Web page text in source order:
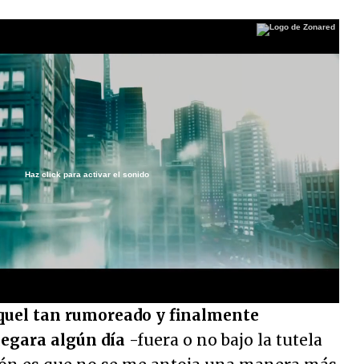
Haz click para activar el sonido
tan rumoreado y finalmente
algún día -fuera o no bajo la tutela